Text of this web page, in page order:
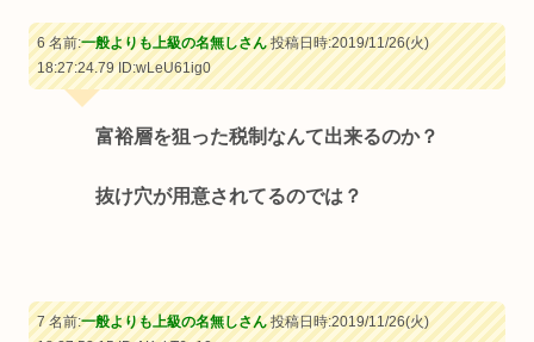
6 名前:一般よりも上級の名無しさん投稿日時:2019/11/26(火)
18:27:24.79ID:wLeU61ig0
富裕層を狙った税制なんて出来るのか？
抜け穴が用意されてるのでは？
7 名前:一般よりも上級の名無しさん投稿日時:2019/11/26(火)